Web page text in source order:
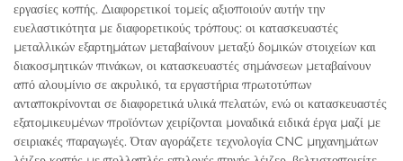
εργασίες κοπής. Διαφορετικοί τομείς αξιοποιούν αυτήν την
ευελαστικότητα με διαφορετικούς τρόπους: οι κατασκευαστές
μεταλλικών εξαρτημάτων μεταβαίνουν μεταξύ δομικών στοιχείων και
διακοσμητικών πινάκων, οι κατασκευαστές σημάνσεων μεταβαίνουν
από αλουμίνιο σε ακρυλικό, τα εργαστήρια πρωτοτύπων
ανταποκρίνονται σε διαφορετικά υλικά πελατών, ενώ οι κατασκευαστές
εξατομικευμένων προϊόντων χειρίζονται μοναδικά ειδικά έργα μαζί με
σειριακές παραγωγές. Όταν αγοράζετε τεχνολογία CNC μηχανημάτων